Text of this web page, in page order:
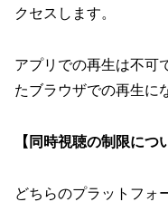
クセスします。
アプリでの再生は不可
たブラウザでの再生に
【同時視聴の制限につ
どちらのプラットフォ